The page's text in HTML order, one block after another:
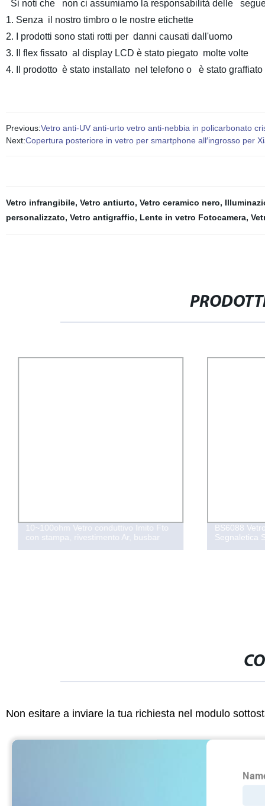
Si noti che non ci assumiamo la responsabilità delle
1. Senza il nostro timbro o le nostre etichette
2. I prodotti sono stati rotti per danni causati dall'uomo
3. Il flex fissato al display LCD è stato piegato molte volte
4. Il prodotto è stato installato nel telefono o è stato
Previous:Vetro anti-UV anti-urto vetro anti-nebbia in policarbonato
Next:Copertura posteriore in vetro per smartphone all′ingrosso per
Vetro infrangibile, Vetro antiurto, Vetro ceramico nero,
personalizzato, Vetro antigraffio, Lente in vetro Fotocamera,
10~100ohm Vetro conduttivo Imito Fto
con stampa, rivestimento Ar, busbar
BS6088
Segnaletica
Non esitare a inviare la tua richiesta nel modulo